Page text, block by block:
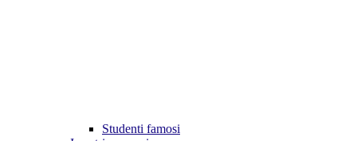
Studenti famosi